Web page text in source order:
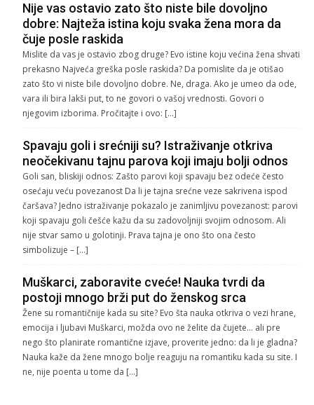
Nije vas ostavio zato što niste bile dovoljno
dobre: Najteža istina koju svaka žena mora da
čuje posle raskida
Mislite da vas je ostavio zbog druge? Evo istine koju većina žena shvati
prekasno Najveća greška posle raskida? Da pomislite da je otišao
zato što vi niste bile dovoljno dobre. Ne, draga. Ako je umeo da ode,
vara ili bira lakši put, to ne govori o vašoj vrednosti. Govori o
njegovim izborima. Pročitajte i ovo: […]
Spavaju goli i srećniji su? Istraživanje otkriva
neočekivanu tajnu parova koji imaju bolji odnos
Goli san, bliskiji odnos: Zašto parovi koji spavaju bez odeće često
osećaju veću povezanost Da li je tajna srećne veze sakrivena ispod
čaršava? Jedno istraživanje pokazalo je zanimljivu povezanost: parovi
koji spavaju goli češće kažu da su zadovoljniji svojim odnosom. Ali
nije stvar samo u golotinji. Prava tajna je ono što ona često
simbolizuje – […]
Muškarci, zaboravite cveće! Nauka tvrdi da
postoji mnogo brži put do ženskog srca
Žene su romantičnije kada su site? Evo šta nauka otkriva o vezi hrane,
emocija i ljubavi Muškarci, možda ovo ne želite da čujete… ali pre
nego što planirate romantične izjave, proverite jedno: da li je gladna?
Nauka kaže da žene mnogo bolje reaguju na romantiku kada su site. I
ne, nije poenta u tome da […]